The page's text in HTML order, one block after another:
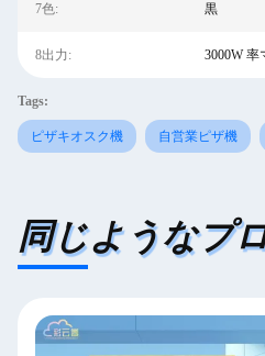
7色: 黒
8出力: 3000W 率
Tags:
ピザキオスク機 自営業ピザ機
同じようなプ